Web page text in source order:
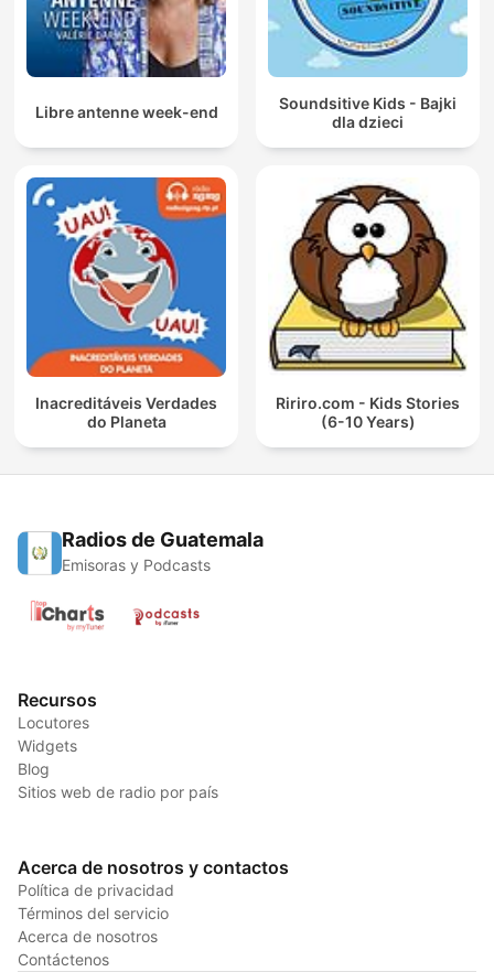
Libre antenne week-end
Soundsitive Kids - Bajki
dla dzieci
Inacreditáveis Verdades
do Planeta
Ririro.com - Kids Stories
(6-10 Years)
Radios de Guatemala
Emisoras y Podcasts
Recursos
Locutores
Widgets
Blog
Sitios web de radio por país
Acerca de nosotros y contactos
Política de privacidad
Términos del servicio
Acerca de nosotros
Contáctenos